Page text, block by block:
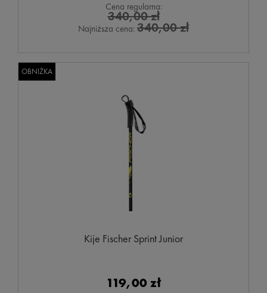
Cena regularna:
340,00 zł
Najniższa cena: 340,00 zł
Kije Fischer Sprint Junior
119,00 zł
OBNIŻKA